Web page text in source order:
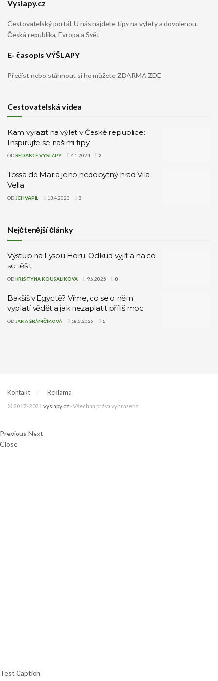
Vyslapy.cz
Cestovatelský portál. U nás najdete tipy na výlety a dovolenou.
Česká republika, Evropa a Svět
E- časopis VÝŠLAPY
Přečíst nebo stáhnout si ho můžete ZDARMA ZDE
Cestovatelská videa
Kam vyrazit na výlet v České republice:
Inspirujte se našimi tipy
ODREDAKCE VYSLAPY 4.1.2024 2
Tossa de Mar a jeho nedobytný hrad Vila
Vella
OD JCHVAPIL 13.4.2023 0
Nejčtenější články
Výstup na Lysou Horu. Odkud vyjít a na co
se těšit
ODKRISTYNA KOUSALIKOVA 9.6.2025 0
Bakšiš v Egyptě? Víme, co se o něm
vyplatí vědět a jak nezaplatit příliš moc
OD JANA ŠRÁMČÍKOVÁ 18.5.2026 1
Kontakt Reklama
© 2017-2021vyslapy.cz - Všechna práva vyhrazena
Previous Next
Close
Test Caption